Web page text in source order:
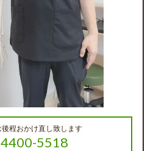
程おかけ直し致します
5518